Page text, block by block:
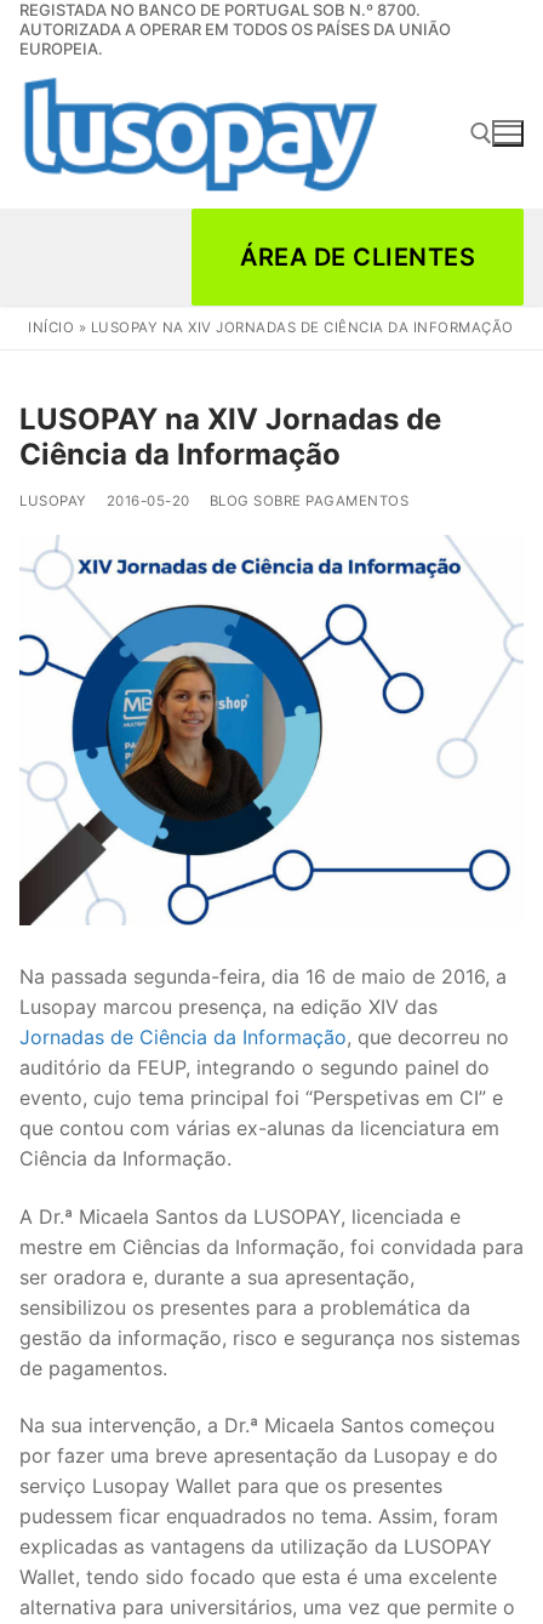
Saltar
para
conteúdo
REGISTADA NO BANCO DE PORTUGAL SOB N.º 8700.
AUTORIZADA A OPERAR EM TODOS OS PAÍSES DA UNIÃO
EUROPEIA.
ÁREA DE CLIENTES
INÍCIO » LUSOPAY NA XIV JORNADAS DE CIÊNCIA DA INFORMAÇÃO
LUSOPAY na XIV Jornadas de
Ciência da Informação
LUSOPAY 2016-05-20 BLOG SOBRE PAGAMENTOS
Na passada segunda-feira, dia 16 de maio de 2016, a
Lusopay marcou presença, na edição XIV das
Jornadas de Ciência da Informação, que decorreu no
auditório da FEUP, integrando o segundo painel do
evento, cujo tema principal foi “Perspetivas em CI” e
que contou com várias ex-alunas da licenciatura em
Ciência da Informação.
A Dr.ª Micaela Santos da LUSOPAY, licenciada e
mestre em Ciências da Informação, foi convidada para
ser oradora e, durante a sua apresentação,
sensibilizou os presentes para a problemática da
gestão da informação, risco e segurança nos sistemas
de pagamentos.
Na sua intervenção, a Dr.ª Micaela Santos começou
por fazer uma breve apresentação da Lusopay e do
serviço Lusopay Wallet para que os presentes
pudessem ficar enquadrados no tema. Assim, foram
explicadas as vantagens da utilização da LUSOPAY
Wallet, tendo sido focado que esta é uma excelente
alternativa para universitários, uma vez que permite o